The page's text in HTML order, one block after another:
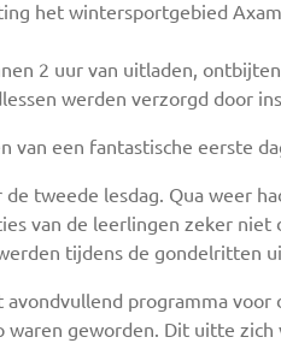
het wintersportgebied
2 uur van uitladen,
werden verzorgd door
van een fantastische eerste
tweede lesdag. Qua weer
van de leerlingen zeker
tijdens de gondelritten
programma
geworden. Dit uitte zich